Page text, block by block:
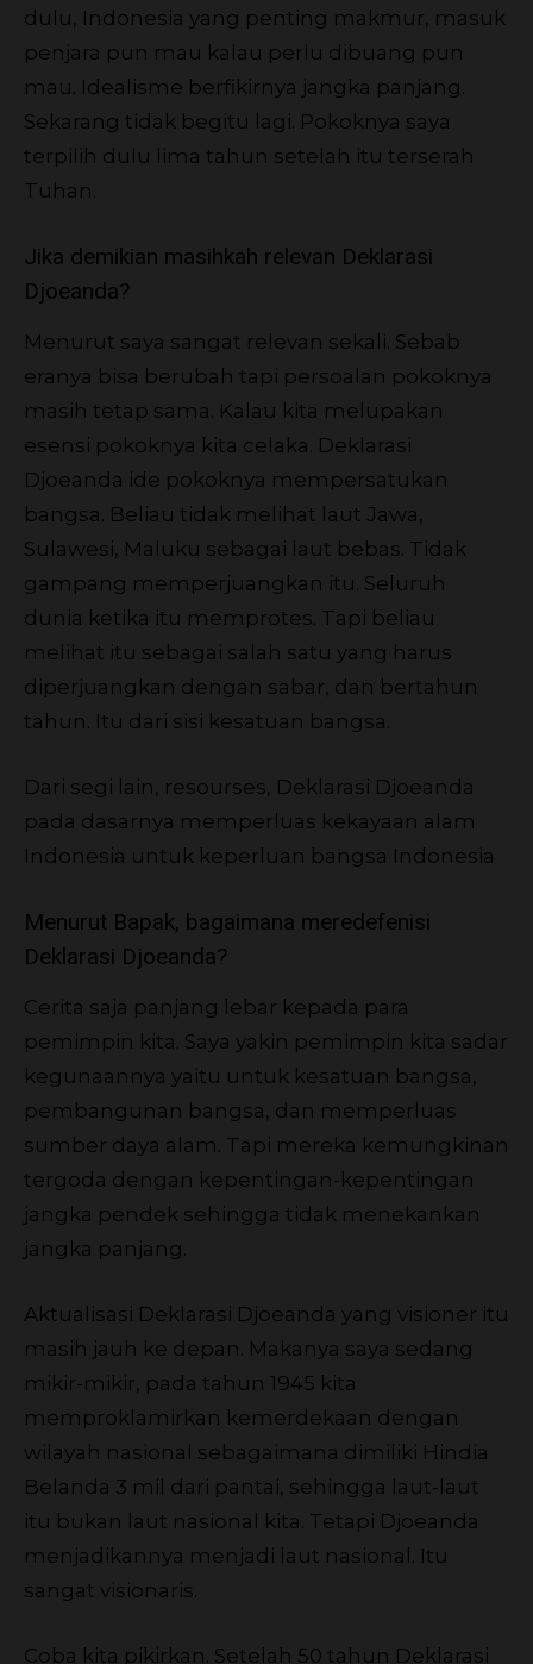
dulu, Indonesia yang penting makmur, masuk
penjara pun mau kalau perlu dibuang pun
mau. Idealisme berfikirnya jangka panjang.
Sekarang tidak begitu lagi. Pokoknya saya
terpilih dulu lima tahun setelah itu terserah
Tuhan.
Jika demikian masihkah relevan Deklarasi
Djoeanda?
Menurut saya sangat relevan sekali. Sebab
eranya bisa berubah tapi persoalan pokoknya
masih tetap sama. Kalau kita melupakan
esensi pokoknya kita celaka. Deklarasi
Djoeanda ide pokoknya mempersatukan
bangsa. Beliau tidak melihat laut Jawa,
Sulawesi, Maluku sebagai laut bebas. Tidak
gampang memperjuangkan itu. Seluruh
dunia ketika itu memprotes. Tapi beliau
melihat itu sebagai salah satu yang harus
diperjuangkan dengan sabar, dan bertahun
tahun. Itu dari sisi kesatuan bangsa.
Dari segi lain, resourses, Deklarasi Djoeanda
pada dasarnya memperluas kekayaan alam
Indonesia untuk keperluan bangsa Indonesia
Menurut Bapak, bagaimana meredefenisi
Deklarasi Djoeanda?
Cerita saja panjang lebar kepada para
pemimpin kita. Saya yakin pemimpin kita sadar
kegunaannya yaitu untuk kesatuan bangsa,
pembangunan bangsa, dan memperluas
sumber daya alam. Tapi mereka kemungkinan
tergoda dengan kepentingan-kepentingan
jangka pendek sehingga tidak menekankan
jangka panjang.
Aktualisasi Deklarasi Djoeanda yang visioner itu
masih jauh ke depan. Makanya saya sedang
mikir-mikir, pada tahun 1945 kita
memproklamirkan kemerdekaan dengan
wilayah nasional sebagaimana dimiliki Hindia
Belanda 3 mil dari pantai, sehingga laut-laut
itu bukan laut nasional kita. Tetapi Djoeanda
menjadikannya menjadi laut nasional. Itu
sangat visionaris.
Coba kita pikirkan. Setelah 50 tahun Deklarasi